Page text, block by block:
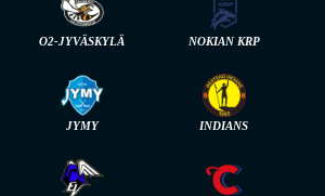
O2-JYVÄSKYLÄ NOKIAN KRP
JYMY INDIANS